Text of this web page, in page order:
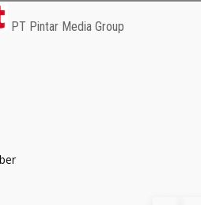
PT Pintar Media Group